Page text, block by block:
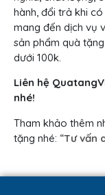
hành, đổi trả khi
mang đến dịch vụ
sản phẩm quà
dưới 100k.
Liên hệ
nhé!
Tham khảo thêm
tặng nhé: “Tư vấn